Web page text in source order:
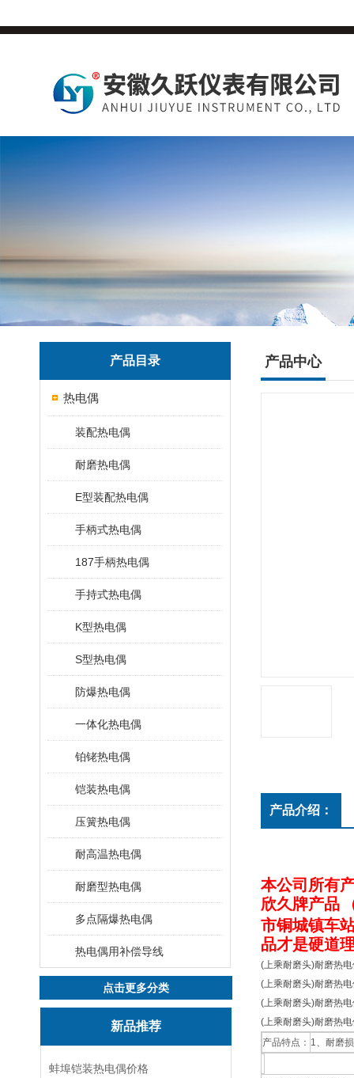
产品目录
热电偶
装配热电偶
耐磨热电偶
E型装配热电偶
手柄式热电偶
187手柄热电偶
手持式热电偶
K型热电偶
S型热电偶
防爆热电偶
一体化热电偶
铂铑热电偶
铠装热电偶
压簧热电偶
耐高温热电偶
耐磨型热电偶
多点隔爆热电偶
热电偶用补偿导线
点击更多分类
新品推荐
蚌埠铠装热电偶价格
产品中心
产品介绍：
本公司 所有
欣久牌产品
市铜城镇车
品才是硬道
(上乘耐磨头)耐磨热
(上乘耐磨头)耐磨热
(上乘耐磨头)耐磨热
(上乘耐磨头)耐磨热
产品特点： 1、耐磨